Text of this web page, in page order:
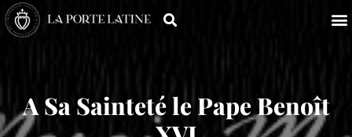
A Sa Sainteté le Pape Benoît